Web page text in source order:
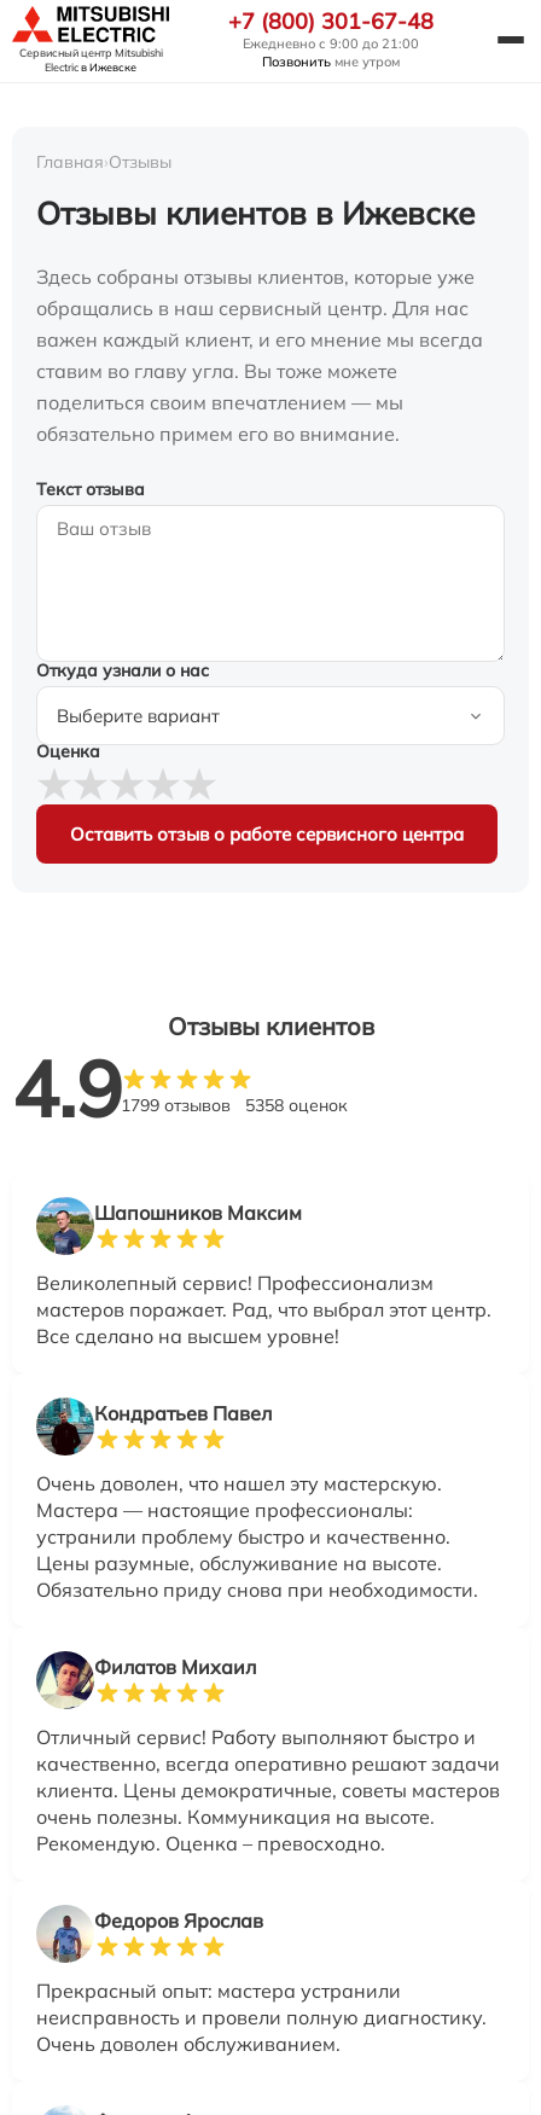
Сервисный центр Mitsubishi
Electricв Ижевске
+7 (800) 301-67-48
Ежедневно с 9:00 до 21:00
Позвонить мне утром
Главная›Отзывы
Отзывы клиентов в Ижевске
Здесь собраны отзывы клиентов, которые уже
обращались в наш сервисный центр. Для нас
важен каждый клиент, и его мнение мы всегда
ставим во главу угла. Вы тоже можете
поделиться своим впечатлением — мы
обязательно примем его во внимание.
Текст отзыва
Откуда узнали о нас
Оценка
Оставить отзыв о работе сервисного центра
Отзывы клиентов
4.91799 отзывов 5358 оценок
Шапошников Максим
Великолепный сервис! Профессионализм
мастеров поражает. Рад, что выбрал этот центр.
Все сделано на высшем уровне!
Кондратьев Павел
Очень доволен, что нашел эту мастерскую.
Мастера — настоящие профессионалы:
устранили проблему быстро и качественно.
Цены разумные, обслуживание на высоте.
Обязательно приду снова при необходимости.
Филатов Михаил
Отличный сервис! Работу выполняют быстро и
качественно, всегда оперативно решают задачи
клиента. Цены демократичные, советы мастеров
очень полезны. Коммуникация на высоте.
Рекомендую. Оценка – превосходно.
Федоров Ярослав
Прекрасный опыт: мастера устранили
неисправность и провели полную диагностику.
Очень доволен обслуживанием.